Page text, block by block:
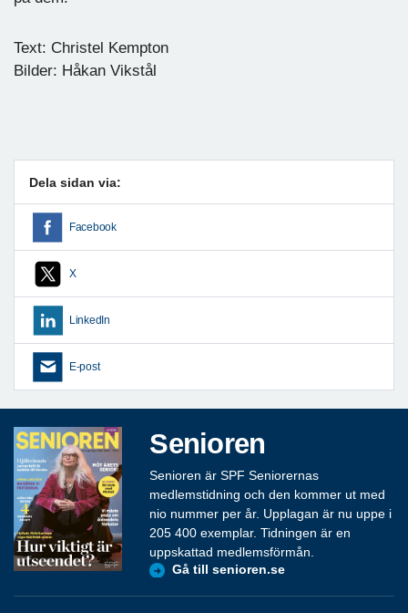
Text: Christel Kempton
Bilder: Håkan Vikstål
Dela sidan via:
Facebook
X
LinkedIn
E-post
Senioren
Senioren är SPF Seniorernas
medlemstidning och den kommer ut med
nio nummer per år. Upplagan är nu uppe i
205 400 exemplar. Tidningen är en
uppskattad medlemsförmån.
Gå till senioren.se